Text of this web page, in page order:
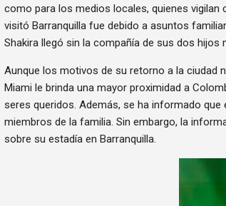
como para los medios locales, quienes vigilan
visitó Barranquilla fue debido a asuntos
Shakira llegó sin la compañía de sus dos hijos
Aunque los motivos de su retorno a la ciudad
Miami le brinda una mayor proximidad a
seres queridos. Además, se ha informado que
miembros de la familia. Sin embargo, la
sobre su estadía en Barranquilla.